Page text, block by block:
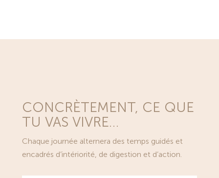
CONCRÈTEMENT, CE QUE
TU VAS VIVRE…
Chaque journée alternera des temps guidés et
encadrés d’intériorité, de digestion et d’action.